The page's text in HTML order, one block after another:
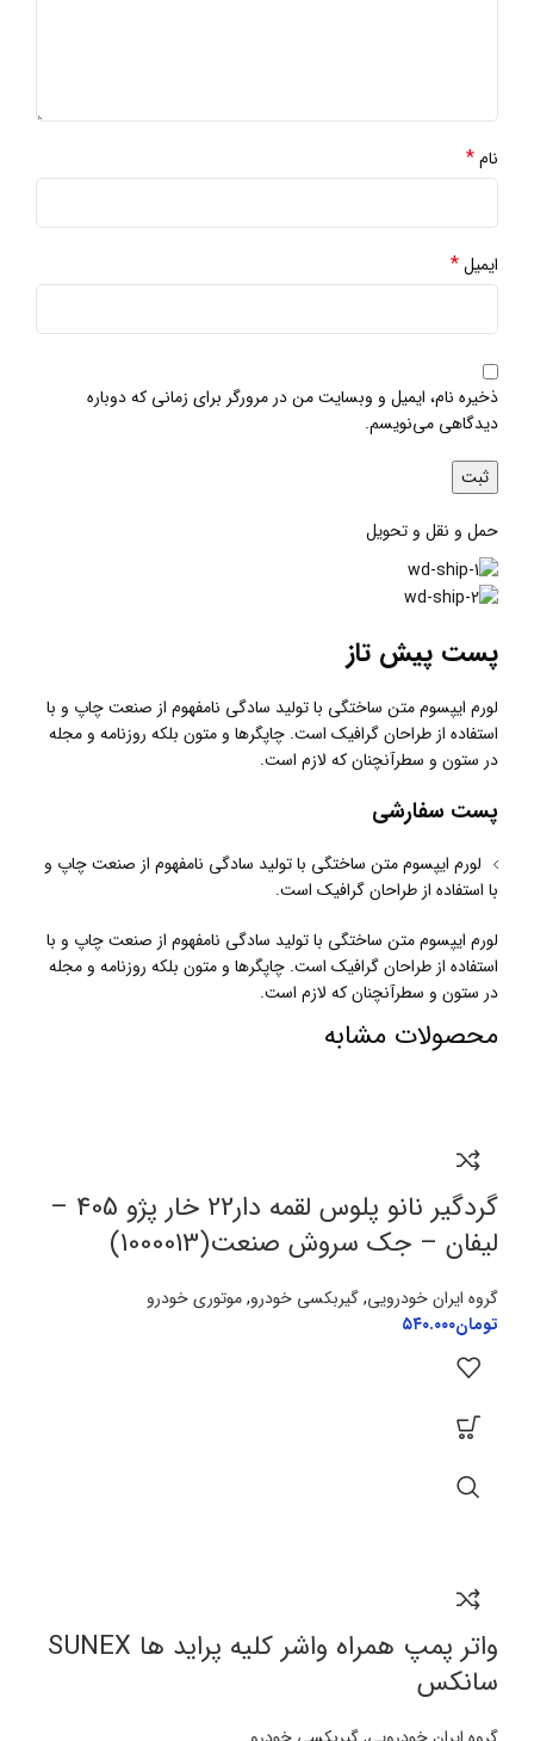
نام*
ایمیل*
ذخیره نام، ایمیل و وبسایت من در مرورگر برای زمانی که دوباره
دیدگاهی می‌نویسم.
حمل و نقل و تحویل
پست پیش تاز
لورم ایپسوم متن ساختگی با تولید سادگی نامفهوم از صنعت چاپ و با
استفاده از طراحان گرافیک است. چاپگرها و متون بلکه روزنامه و مجله
در ستون و سطرآنچنان که لازم است.
پست سفارشی
لورم ایپسوم متن ساختگی با تولید سادگی نامفهوم از صنعت چاپ و
با استفاده از طراحان گرافیک است.
لورم ایپسوم متن ساختگی با تولید سادگی نامفهوم از صنعت چاپ و با
استفاده از طراحان گرافیک است. چاپگرها و متون بلکه روزنامه و مجله
در ستون و سطرآنچنان که لازم است.
محصولات مشابه
گردگیر نانو پلوس لقمه دار22 خار پژو 405 –
لیفان – جک سروش صنعت(1000013)
گروه ایران خودرویی,گیربکسی خودرو,موتوری خودرو
تومان۵۴۰.۰۰۰
واتر پمپ همراه واشر کلیه پراید ها SUNEX
سانکس